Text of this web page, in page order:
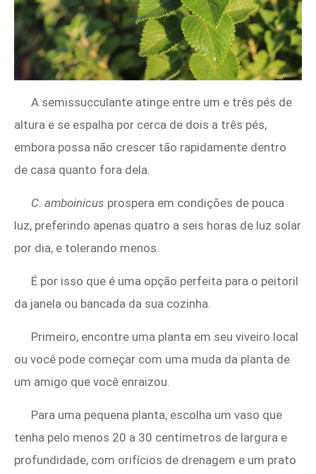
A semissucculante atinge entre um e três pés de
altura e se espalha por cerca de dois a três pés,
embora possa não crescer tão rapidamente dentro
de casa quanto fora dela.
C. amboinicus prospera em condições de pouca
luz, preferindo apenas quatro a seis horas de luz solar
por dia, e tolerando menos.
É por isso que é uma opção perfeita para o peitoril
da janela ou bancada da sua cozinha.
Primeiro, encontre uma planta em seu viveiro local
ou você pode começar com uma muda da planta de
um amigo que você enraizou.
Para uma pequena planta, escolha um vaso que
tenha pelo menos 20 a 30 centímetros de largura e
profundidade, com orifícios de drenagem e um prato